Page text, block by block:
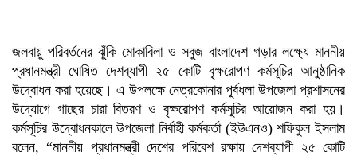
জলবায়ু পরিবর্তনের ঝুঁকি মোকাবিলা ও সবুজ বাংলাদেশ গড়ার লক্ষ্যে মাননীয়
প্রধানমন্ত্রী ঘোষিত দেশব্যাপী ২৫ কোটি বৃক্ষরোপণ কর্মসূচির আনুষ্ঠানিক
উদ্বোধন করা হয়েছে। এ উপলক্ষে নেত্রকোনার পূর্বধলা উপজেলা প্রশাসনের
উদ্যোগে গাছের চারা বিতরণ ও বৃক্ষরোপণ কর্মসূচির আয়োজন করা হয়।
কর্মসূচির উদ্বোধনকালে উপজেলা নির্বাহী কর্মকর্তা (ইউএনও) শফিকুল ইসলাম
বলেন, “মাননীয় প্রধানমন্ত্রী দেশের পরিবেশ রক্ষায় দেশব্যাপী ২৫ কোটি